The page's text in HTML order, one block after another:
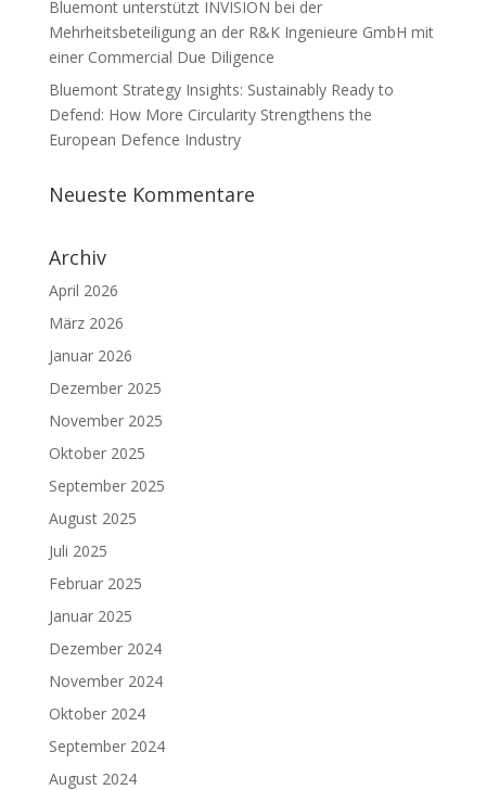
Bluemont unterstützt INVISION bei der
Mehrheitsbeteiligung an der R&K Ingenieure GmbH mit
einer Commercial Due Diligence
Bluemont Strategy Insights: Sustainably Ready to
Defend: How More Circularity Strengthens the
European Defence Industry
Neueste Kommentare
Archiv
April 2026
März 2026
Januar 2026
Dezember 2025
November 2025
Oktober 2025
September 2025
August 2025
Juli 2025
Februar 2025
Januar 2025
Dezember 2024
November 2024
Oktober 2024
September 2024
August 2024